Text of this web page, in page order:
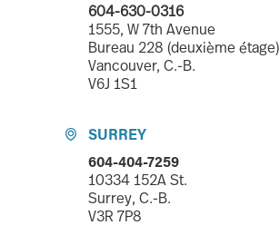
604-630-0316
1555, W 7th Avenue
Bureau 228 (deuxième étage)
Vancouver, C.-B.
V6J 1S1

SURREY
604-404-7259
10334 152A St.
Surrey, C.-B.
V3R 7P8